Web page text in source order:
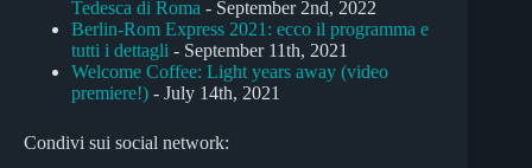
Tedesca di Roma - September 2nd, 2022
Berlin-Rom Express 2021: ecco il programma e
tutti i dettagli - September 11th, 2021
Welcome Coffee: Light years away (video
premiere!) - July 14th, 2021
Condivi sui social network: